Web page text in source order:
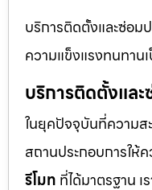
บริการติดตั้งและซ่อม
ความแข็งแรงทนทาน
บริการติดตั้งแล
ในยุคปัจจุบันที่ความส
สถานประกอบการใ
รีโมท ที่ได้มาตรฐาน